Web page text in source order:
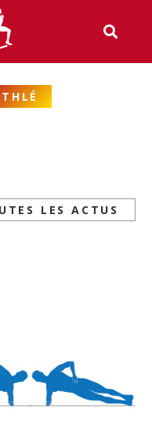
LES ACTUS